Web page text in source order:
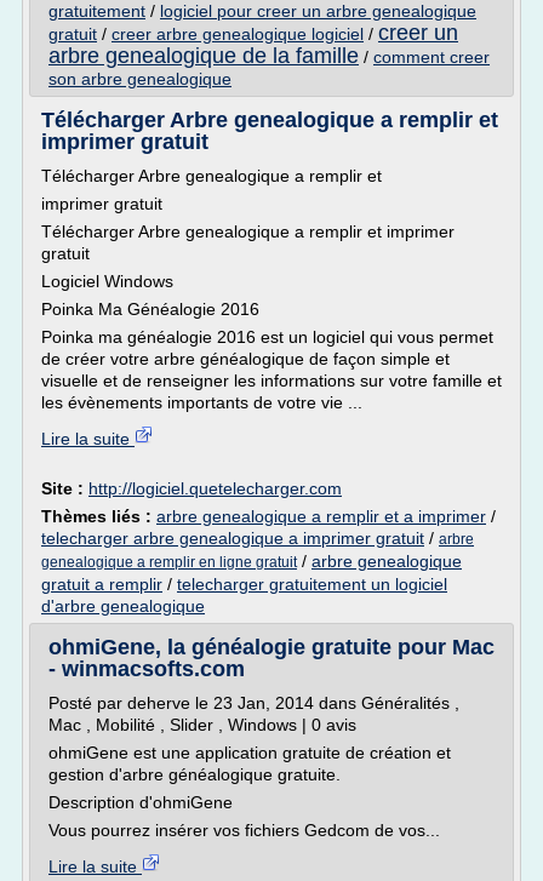
gratuitement / logiciel pour creer un arbre genealogique
gratuit / creer arbre genealogique logiciel / creer un
arbre genealogique de la famille / comment creer
son arbre genealogique
Télécharger Arbre genealogique a remplir et
imprimer gratuit
Télécharger Arbre genealogique a remplir et
imprimer gratuit
Télécharger Arbre genealogique a remplir et imprimer
gratuit
Logiciel Windows
Poinka Ma Généalogie 2016
Poinka ma généalogie 2016 est un logiciel qui vous permet
de créer votre arbre généalogique de façon simple et
visuelle et de renseigner les informations sur votre famille et
les évènements importants de votre vie ...
Lire la suite
Site : http://logiciel.quetelecharger.com
Thèmes liés : arbre genealogique a remplir et a imprimer /
telecharger arbre genealogique a imprimer gratuit / arbre
genealogique a remplir en ligne gratuit/ arbre genealogique
gratuit a remplir / telecharger gratuitement un logiciel
d'arbre genealogique
ohmiGene, la généalogie gratuite pour Mac
- winmacsofts.com
Posté par deherve le 23 Jan, 2014 dans Généralités ,
Mac , Mobilité , Slider , Windows | 0 avis
ohmiGene est une application gratuite de création et
gestion d'arbre généalogique gratuite.
Description d'ohmiGene
Vous pourrez insérer vos fichiers Gedcom de vos...
Lire la suite